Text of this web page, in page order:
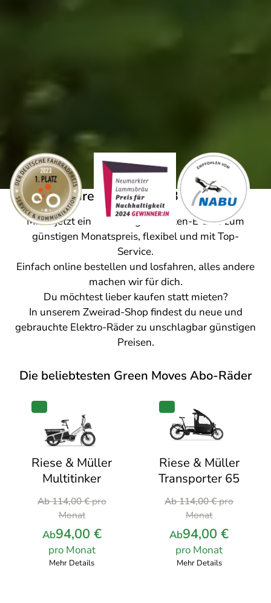
Das Green Moves E-Bike-Abo
Miete jetzt ein neuwertiges Marken-E-Bike zum
günstigen Monatspreis, flexibel und mit Top-
Service.
Einfach online bestellen und losfahren, alles andere
machen wir für dich.
Du möchtest lieber kaufen statt mieten?
In unserem Zweirad-Shop findest du neue und
gebrauchte Elektro-Räder zu unschlagbar günstigen
Preisen.
Die beliebtesten Green Moves Abo-Räder
PRODUKT
ANGEBOT
Riese & Müller
Multitinker
Ab114,00€pro
Monat
Ursprünglicher
Preis
war:
114,00 €
pro
Ab94,00 €
pro Monat
Mehr Details
PRODUKT
ANGEBOT
Riese & Müller
Transporter 65
Ab114,00€pro
Monat
Ursprünglicher
Preis
war:
114,00 €
pro
Ab94,00€
pro Monat
Mehr Details